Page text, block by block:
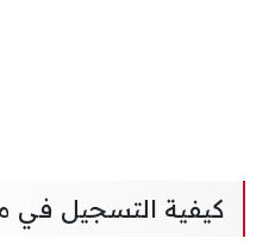
كيفية التسجيل في